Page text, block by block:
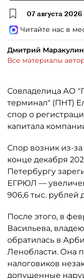
07 августа 2026
Читайте нас в
Дмитрий Маракулин
Все материалы
Совладелица АО
терминал" (ПНТ)
спор о
капитала
Спор возник из-
конце декабря
Петербургу
ЕГРЮЛ —
906,6 тыс. рублей
После этого, в
Васильева,
обратилась в
Ленобласти. Она
налоговиков
допущенные